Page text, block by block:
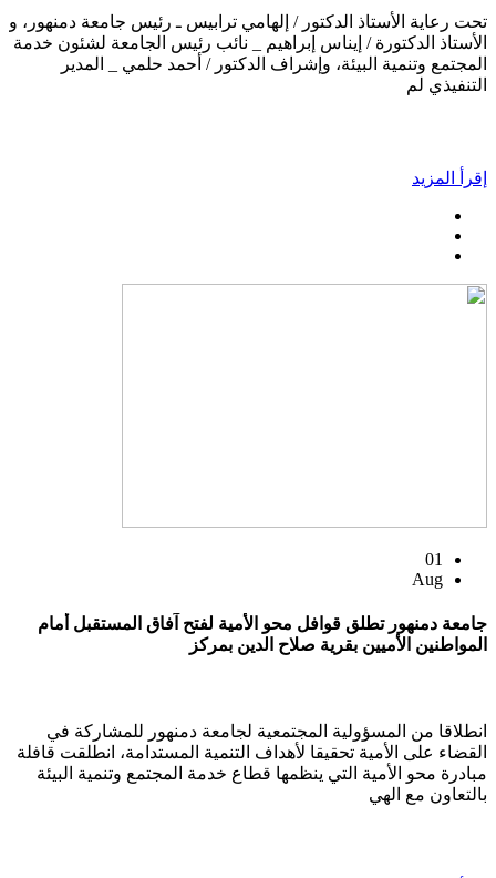
تحت رعاية الأستاذ الدكتور / إلهامي ترابيس ـ رئيس جامعة دمنهور، و
الأستاذ الدكتورة / إيناس إبراهيم _ نائب رئيس الجامعة لشئون خدمة
المجتمع وتنمية البيئة، وإشراف الدكتور / أحمد حلمي _ المدير
التنفيذي لم
إقرأ المزيد
01
Aug
جامعة دمنهور تطلق قوافل محو الأمية لفتح آفاق المستقبل أمام
المواطنين الأميين بقرية صلاح الدين بمركز
انطلاقا من المسؤولية المجتمعية لجامعة دمنهور للمشاركة في
القضاء على الأمية تحقيقا لأهداف التنمية المستدامة، انطلقت قافلة
مبادرة محو الأمية التي ينظمها قطاع خدمة المجتمع وتنمية البيئة
بالتعاون مع الهي